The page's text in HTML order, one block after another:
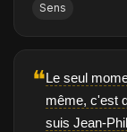
Sens
❝Le seul
même, c'est
suis Jean-